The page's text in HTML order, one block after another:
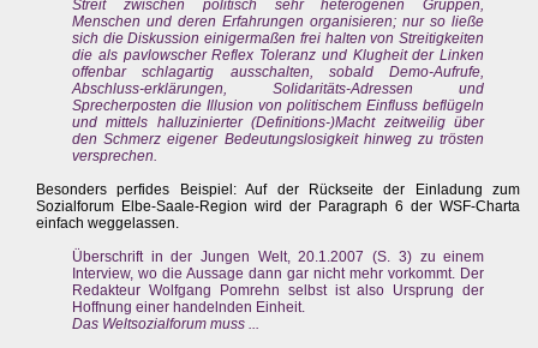
Streit zwischen politisch sehr heterogenen Gruppen,
Menschen und deren Erfahrungen organisieren; nur so ließe
sich die Diskussion einigermaßen frei halten von Streitigkeiten
die als pavlowscher Reflex Toleranz und Klugheit der Linken
offenbar schlagartig ausschalten, sobald Demo-Aufrufe,
Abschluss-erklärungen, Solidaritäts-Adressen und
Sprecherposten die Illusion von politischem Einfluss beflügeln
und mittels halluzinierter (Definitions-)Macht zeitweilig über
den Schmerz eigener Bedeutungslosigkeit hinweg zu trösten
versprechen.
Besonders perfides Beispiel: Auf der Rückseite der Einladung zum
Sozialforum Elbe-Saale-Region wird der Paragraph 6 der WSF-Charta
einfach weggelassen.
Überschrift in der Jungen Welt, 20.1.2007 (S. 3) zu einem
Interview, wo die Aussage dann gar nicht mehr vorkommt. Der
Redakteur Wolfgang Pomrehn selbst ist also Ursprung der
Hoffnung einer handelnden Einheit.
Das Weltsozialforum muss ...